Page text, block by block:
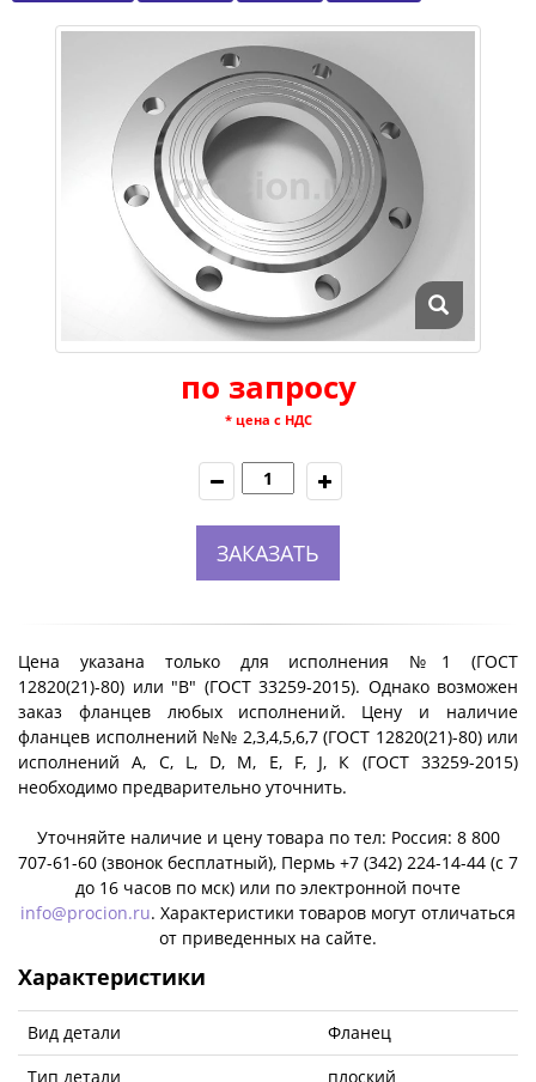
по запросу
* цена с НДС
ЗАКАЗАТЬ
Цена указана только для исполнения №1 (ГОСТ
12820(21)-80) или "B" (ГОСТ 33259-2015). Однако возможен
заказ фланцев любых исполнений. Цену и наличие
фланцев исполнений №№ 2,3,4,5,6,7 (ГОСТ 12820(21)-80) или
исполнений A, C, L, D, M, E, F, J, К (ГОСТ 33259-2015)
необходимо предварительно уточнить.
Уточняйте наличие и цену товара по тел: Россия: 8 800
707-61-60 (звонок бесплатный), Пермь +7 (342) 224-14-44 (c 7
до 16 часов по мск) или по электронной почте
info@procion.ru. Характеристики товаров могут отличаться
от приведенных на сайте.
Характеристики
Вид детали
Фланец
Тип детали
плоский